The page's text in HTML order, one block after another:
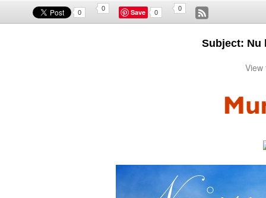
0
0 Save 0
0
Subject: Nu